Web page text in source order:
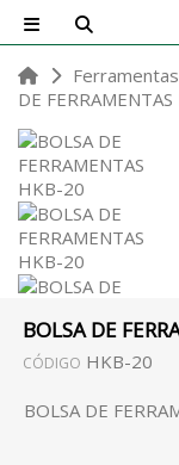
Ferramentas
DE
BOLSA DE
CÓDIGO HKB-20
BOLSA DE